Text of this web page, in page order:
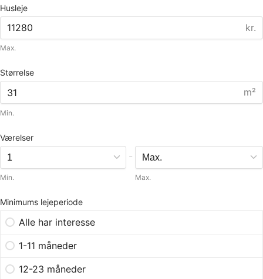
Husleje
kr.
Max.
Størrelse
m²
Min.
Værelser
Min.
-
Max.
Minimums lejeperiode
Alle har interesse
1-11 måneder
12-23 måneder